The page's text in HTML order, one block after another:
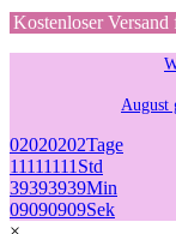
Kostenloser
August
02020202Tage
11111111 Std
39393939Min
09090909Sek